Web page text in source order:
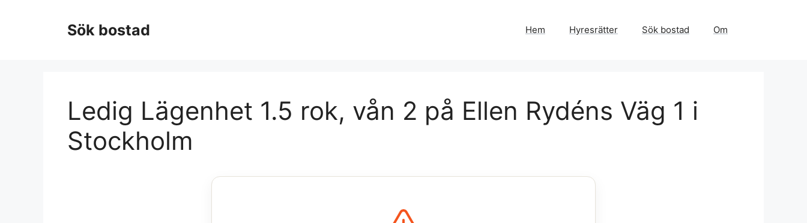
Sök bostad Hem Hyresrätter Sök bostad Om
Ledig Lägenhet 1.5 rok, vån 2 på Ellen Rydéns Väg 1 i
Stockholm